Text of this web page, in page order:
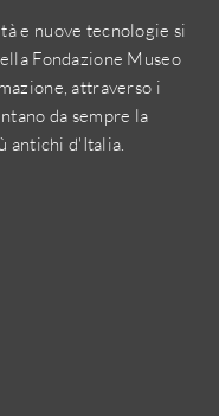
e nuove tecnologie si
Fondazione Museo
attraverso i
da sempre la
antichi d'Italia.